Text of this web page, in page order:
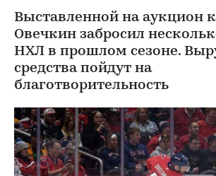
Выставленной на аукцион
Овечкин забросил
НХЛ в прошлом сезоне.
средства пойдут на
благотворительность